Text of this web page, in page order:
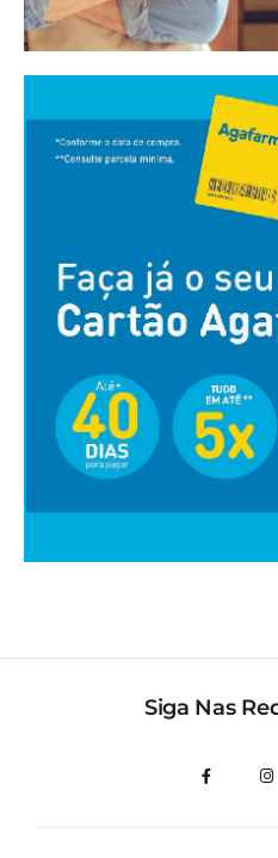
Siga Nas